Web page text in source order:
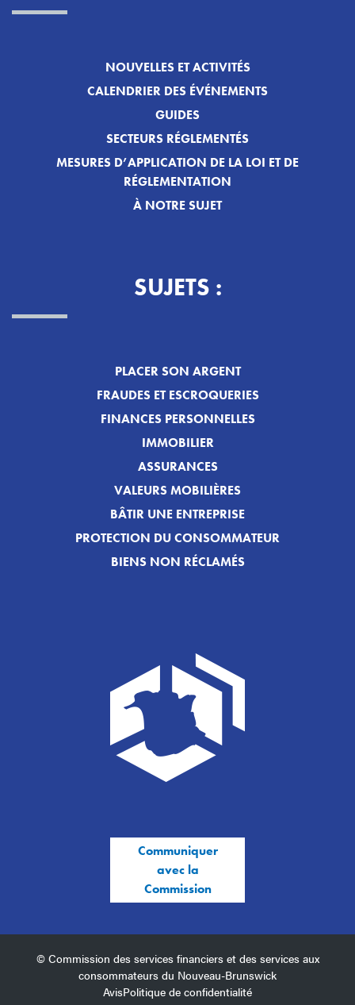
NOUVELLES ET ACTIVITÉS
CALENDRIER DES ÉVÉNEMENTS
GUIDES
SECTEURS RÉGLEMENTÉS
MESURES D’APPLICATION DE LA LOI ET DE
RÉGLEMENTATION
À NOTRE SUJET
SUJETS :
PLACER SON ARGENT
FRAUDES ET ESCROQUERIES
FINANCES PERSONNELLES
IMMOBILIER
ASSURANCES
VALEURS MOBILIÈRES
BÂTIR UNE ENTREPRISE
PROTECTION DU CONSOMMATEUR
BIENS NON RÉCLAMÉS
Communiquer
avec la
Commission
© Commission des services financiers et des services aux
consommateurs du Nouveau-Brunswick
AvisPolitique de confidentialité